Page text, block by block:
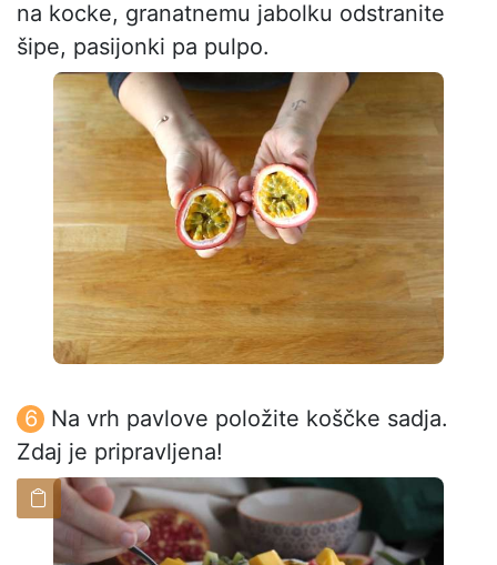
na kocke, granatnemu jabolku odstranite
šipe, pasijonki pa pulpo.
Na vrh pavlove položite koščke sadja.
Zdaj je pripravljena!